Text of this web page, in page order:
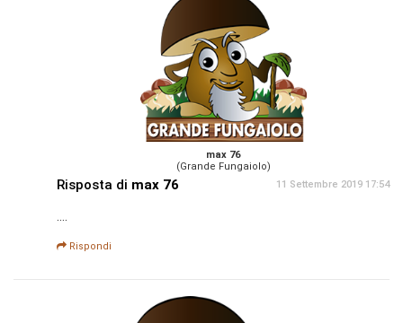
max 76
(Grande Fungaiolo)
Risposta di max 76 11 Settembre 2019 17:54
....
Rispondi